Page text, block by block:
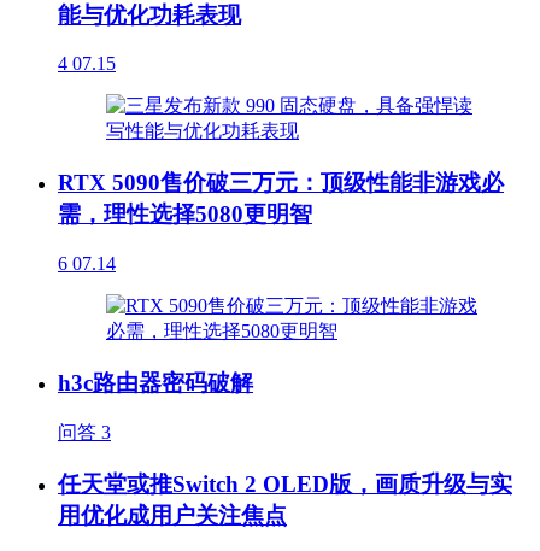
能与优化功耗表现
4 07.15
RTX 5090售价破三万元：顶级性能非游戏必
需，理性选择5080更明智
6 07.14
h3c路由器密码破解
问答 3
任天堂或推Switch 2 OLED版，画质升级与实
用优化成用户关注焦点